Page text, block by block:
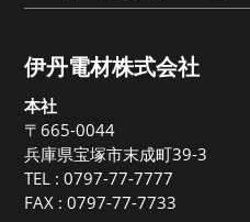
伊丹電材株式会社
本社
〒665-0044
兵庫県宝塚市末成町39-3
TEL :0797-77-7777
FAX : 0797-77-7733